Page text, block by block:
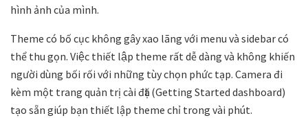
hình ảnh của mình.
Theme có bố cục không gây xao lãng với menu và sidebar có
thể thu gọn. Việc thiết lập theme rất dễ dàng và không khiến
người dùng bối rối với những tùy chọn phức tạp. Camera đi
kèm một trang quản trị cài đặt (Getting Started dashboard)
tạo sẵn giúp bạn thiết lập theme chỉ trong vài phút.